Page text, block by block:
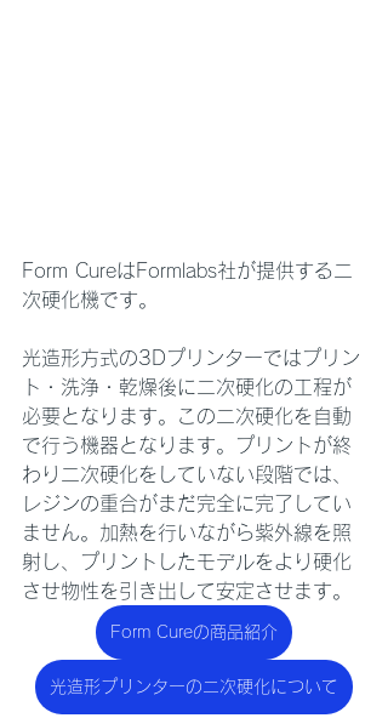
Form CureはFormlabs社が提供する二
次硬化機です。
光造形方式の3Dプリンターではプリン
ト・洗浄・乾燥後に二次硬化の工程が
必要となります。この二次硬化を自動
で行う機器となります。プリントが終
わり二次硬化をしていない段階では、
レジンの重合がまだ完全に完了してい
ません。加熱を行いながら紫外線を照
射し、プリントしたモデルをより硬化
させ物性を引き出して安定させます。
Form Cureの商品紹介
光造形プリンターの二次硬化について